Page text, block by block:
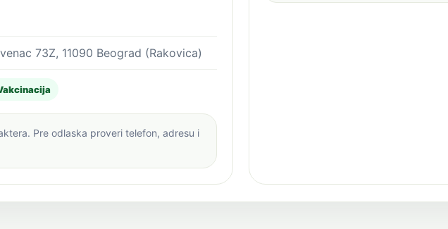
73Z, 11090 Beograd (Rakovica)
Pre odlaska proveri telefon, adresu i